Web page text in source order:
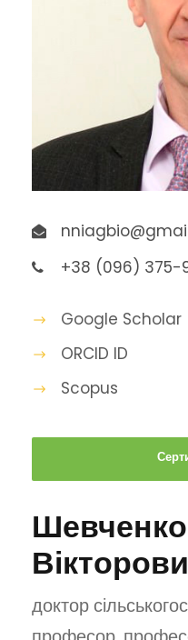
+38 (096) 375-
Google Scholar
ORCID ID
Scopus
доктор